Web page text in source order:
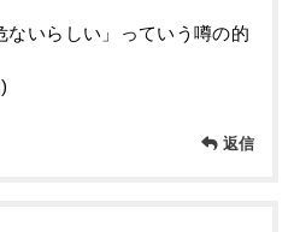
ないらしい」っていう噂の的
返信